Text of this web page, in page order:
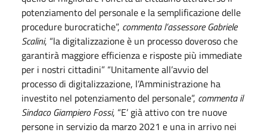
potenziamento del personale e la semplificazione delle
procedure burocratiche”, commenta l’assessore Gabriele
Scalini, “la digitalizzazione è un processo doveroso che
garantirà maggiore efficienza e risposte più immediate
per i nostri cittadini” “Unitamente all’avvio del
processo di digitalizzazione, l’Amministrazione ha
investito nel potenziamento del personale”, commenta il
Sindaco Giampiero Fossi, “E’ già attivo con tre nuove
persone in servizio da marzo 2021 e una in arrivo nei